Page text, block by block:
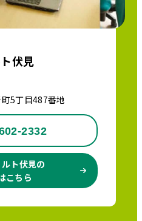
伏見
5丁目487番地
2332
ト伏見の
こちら